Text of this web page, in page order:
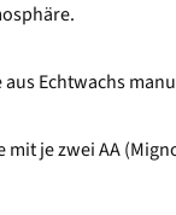
Echtwachs
je zwei AA